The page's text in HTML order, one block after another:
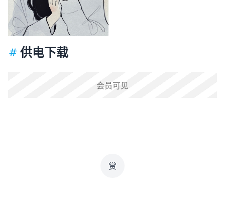
供电下载
会员可见
赏